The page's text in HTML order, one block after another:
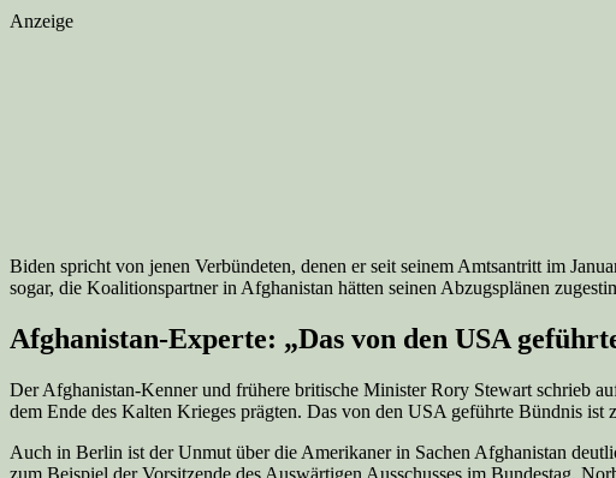
Anzeige
Biden spricht von jenen Verbündeten, denen er seit seinem Amtsantritt im
sogar, die Koalitionspartner in Afghanistan hätten seinen Abzugsplänen
Afghanistan-Experte: „Das von den USA
Der Afghanistan-Kenner und frühere britische Minister Rory Stewart schrieb
dem Ende des Kalten Krieges prägten. Das von den USA geführte Bündnis
Auch in Berlin ist der Unmut über die Amerikaner in Sachen Afghanistan
zum Beispiel der Vorsitzende des Auswärtigen Ausschusses im Bundestag,